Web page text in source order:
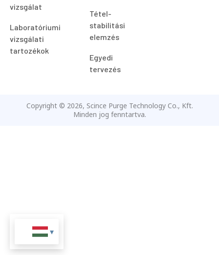
vizsgálat
Laboratóriumi
vizsgálati
tartozékok
Tétel-
stabilitási
elemzés
Egyedi
tervezés
Copyright © 2026, Scince Purge Technology Co., Kft.
Minden jog fenntartva.